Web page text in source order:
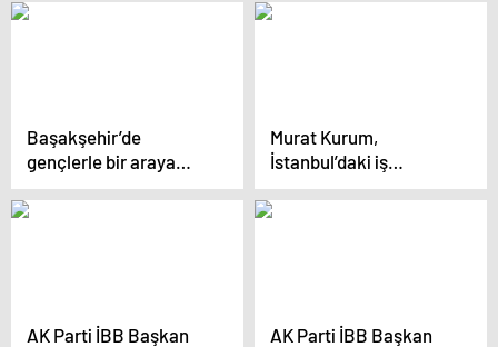
“Kararları gençlerle
geçirdi
Başakşehir’de
gençlerle bir araya
gelen Kurum:
“Kararları gençlerle
Murat Kurum,
İstanbul’daki iş
insanları ve esnafın
endişelerini
AK Parti İBB Başkan
AK Parti İBB Başkan